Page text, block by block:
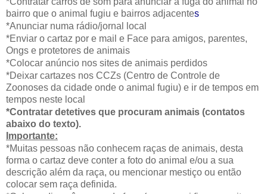
bairro que o animal fugiu e bairros adjacentes
*Anunciar numa rádio/jornal local
*Enviar o cartaz por e mail e Face para amigos, parentes,
Ongs e protetores de animais
*Colocar anúncio nos sites de animais perdidos
*Deixar cartazes nos CCZs (Centro de Controle de
Zoonoses da cidade onde o animal fugiu) e ir de tempos em
tempos neste local
*Contratar detetives que procuram animais (contatos
abaixo do texto).
Importante:
*Muitas pessoas não conhecem raças de animais, desta
forma o cartaz deve conter a foto do animal e/ou a sua
descrição além da raça, ou mencionar mestiço ou então
colocar sem raça definida.